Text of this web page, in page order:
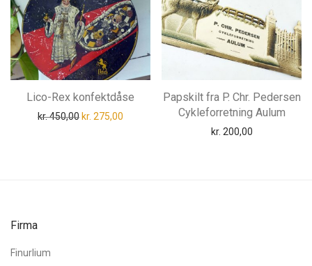
Lico-Rex konfektdåse
kr.450,00Den oprindelige pris var: kr. 450,00.
kr. 275,00 Den aktuelle pris er: kr. 275,00.
Papskilt fra P. Chr. Pedersen
Cykleforretning Aulum
kr. 200,00
Firma
Finurlium